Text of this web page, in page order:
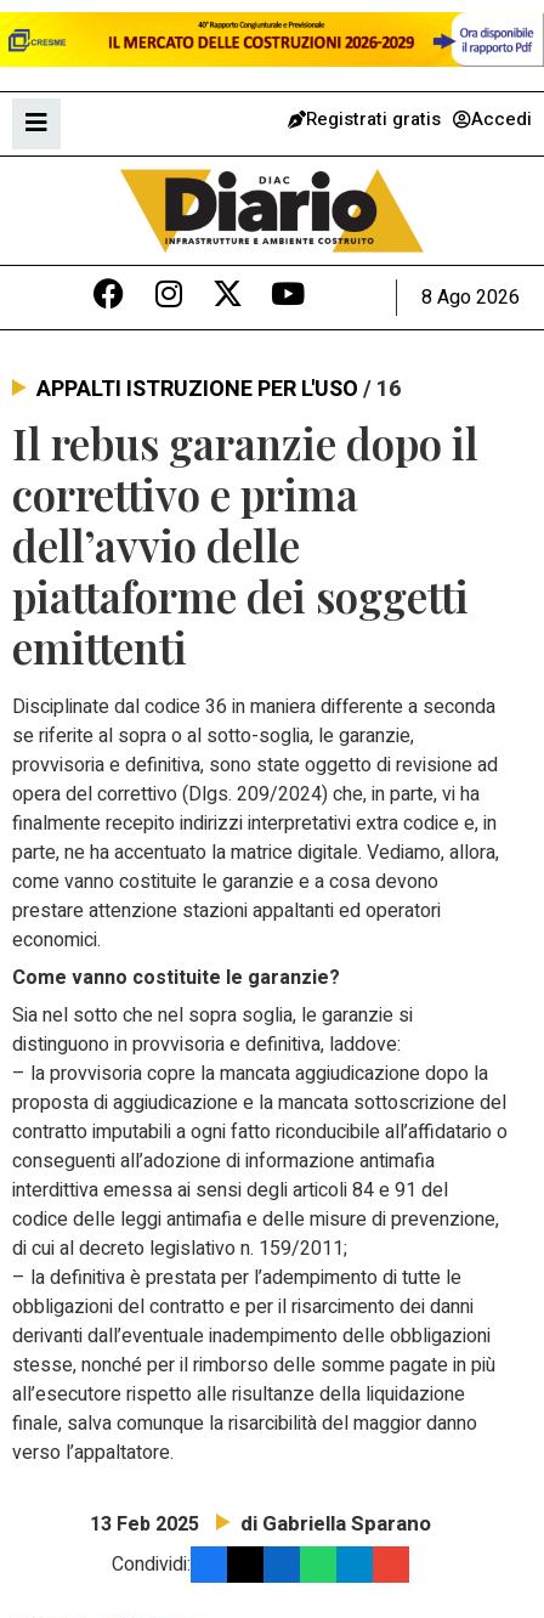
Registrati gratis Accedi
8 Ago 2026
APPALTI ISTRUZIONE PER L'USO/ 16
Il rebus garanzie dopo il
correttivo e prima
dell’avvio delle
piattaforme dei soggetti
emittenti
Disciplinate dal codice 36 in maniera differente a seconda
se riferite al sopra o al sotto-soglia, le garanzie,
provvisoria e definitiva, sono state oggetto di revisione ad
opera del correttivo (Dlgs. 209/2024) che, in parte, vi ha
finalmente recepito indirizzi interpretativi extra codice e, in
parte, ne ha accentuato la matrice digitale. Vediamo, allora,
come vanno costituite le garanzie e a cosa devono
prestare attenzione stazioni appaltanti ed operatori
economici.
Come vanno costituite le garanzie?
Sia nel sotto che nel sopra soglia, le garanzie si
distinguono in provvisoria e definitiva, laddove:
– la provvisoria copre la mancata aggiudicazione dopo la
proposta di aggiudicazione e la mancata sottoscrizione del
contratto imputabili a ogni fatto riconducibile all’affidatario o
conseguenti all’adozione di informazione antimafia
interdittiva emessa ai sensi degli articoli 84 e 91 del
codice delle leggi antimafia e delle misure di prevenzione,
di cui al decreto legislativo n. 159/2011;
– la definitiva è prestata per l’adempimento di tutte le
obbligazioni del contratto e per il risarcimento dei danni
derivanti dall’eventuale inadempimento delle obbligazioni
stesse, nonché per il rimborso delle somme pagate in più
all’esecutore rispetto alle risultanze della liquidazione
finale, salva comunque la risarcibilità del maggior danno
verso l’appaltatore.
13 Feb 2025 di Gabriella Sparano
Condividi: